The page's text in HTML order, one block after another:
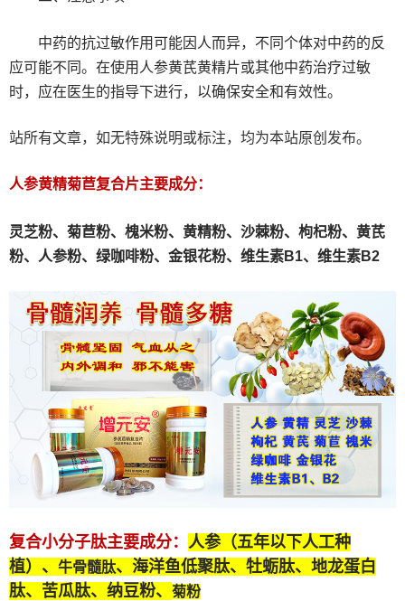
中药的抗过敏作用可能因人而异，不同个体对中药的反
应可能不同。在使用人参黄芪黄精片或其他中药治疗过敏
时，应在医生的指导下进行，以确保安全和有效性。
站所有文章，如无特殊说明或标注，均为本站原创发布。
人参黄精菊苣复合片主要成分：
灵芝粉、 菊苣粉、 槐米粉、 黄精粉、沙棘粉、枸杞粉、黄芪
粉、人参粉、绿咖啡粉、金银花粉、维生素B1、维生素B2
复合小分子肽主要成分： 人参（五年以下人工种
植）、 牛骨髓肽、海洋鱼低聚肽、牡蛎肽、 地龙蛋白
肽、苦瓜肽、纳豆粉、 菊粉